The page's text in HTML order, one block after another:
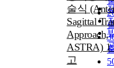
술식
Sagittal
Approach,
ASTRA) 1
고